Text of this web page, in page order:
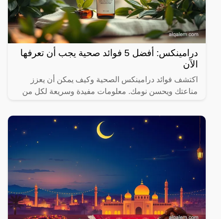
درامينكس: أفضل 5 فوائد صحية يجب أن تعرفها
الآن
اكتشف فوائد درامينكس الصحية وكيف يمكن أن يعزز
مناعتك ويحسن نومك. معلومات مفيدة وسريعة لكل من